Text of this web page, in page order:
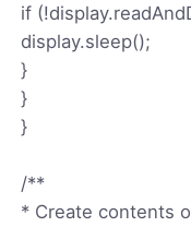
if
display.sleep();
}
}
}
/**
* Create contents